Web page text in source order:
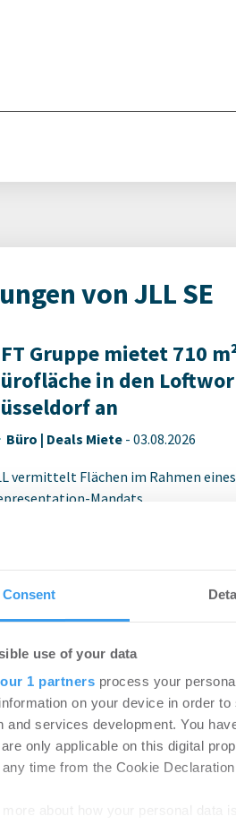
Consent
use of your data
our 1 partners process your
on your device in order
and services development. You
only applicable on this digital
time from the Cookie
von JLL SE
Gruppe mietet 710
in den
an
Büro | Deals Miete - 03.08.2026
vermittelt Flächen im Rahmen
Mandats
Rückenwind für
Bürovermietungsmarkt
Büro | Märkte-24.07.2026
Dealgröße steigt im
um 70 Prozent
Aussichten
Finanzierungsindex Difi